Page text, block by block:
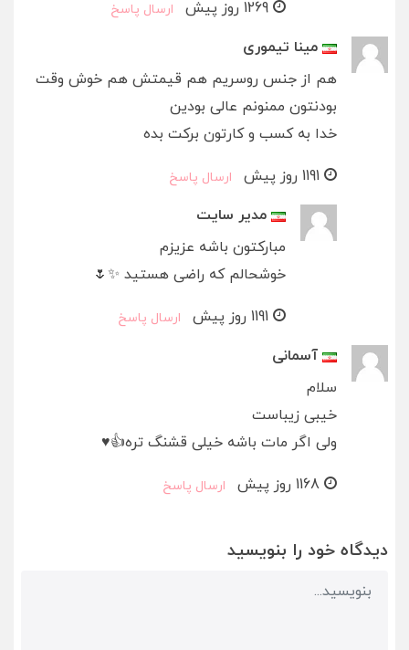
ارسال پاسخ
مینا تیموری
هم از جنس روسریم هم قیمتش هم خوش وقت
بودنتون ممنونم عالی بودین
خدا به کسب و کارتون برکت بده
ارسال پاسخ
مدیر سایت
مبارکتون باشه عزیزم
خوشحالم که راضی هستید ✨🌷
ارسال پاسخ
آسمانی
سلام
خیبی زیباست
ولی اگر مات باشه خیلی قشنگ تره👍♥️
ارسال پاسخ
دیدگاه خود را بنویسید